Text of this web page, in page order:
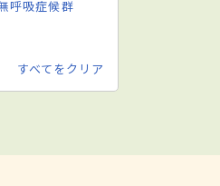
呼吸症候群
すべてをクリア